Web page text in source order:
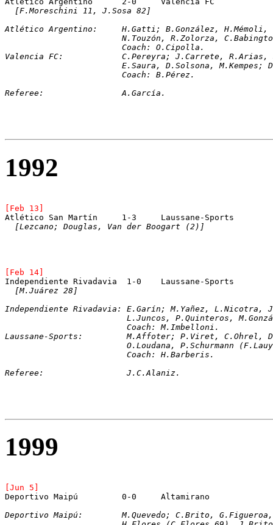
[F.Moreschini 11, J.Sosa 82]
Atlético Argentino:	H.Gatti; B.González,
N.Touzón, R.Zolorza,
			Coach: O.Cipolla.
Valencia FC:		C.Pereyra; J.Carrete,
E.Saura, D.Solsona,
			Coach: B.Pérez.
Referee:		A.García.
1992
[Feb 13]
Atlético San Martín	1-3	Laussane-Sports
[Lezcano; Douglas, Van der Boogart (2)]
[Feb 14]
Independiente Rivadavia  1-0	Laussane-Sports
[M.Juárez 28]
Independiente Rivadavia: E.Garín; M.Yañez, L.Nicotra,
L.Juncos, P.Quinteros,
			 Coach: M.Imbelloni.
Laussane-Sports:	 M.Affoter; P.Viret,
O.Loudana, P.Schurmann
Coach: H.Barberis.
Referee:		 J.C.Alaniz.
1999
[Jun 5]
Deportivo Maipú		0-0	Altamirano
Deportivo Maipú:	M.Quevedo;